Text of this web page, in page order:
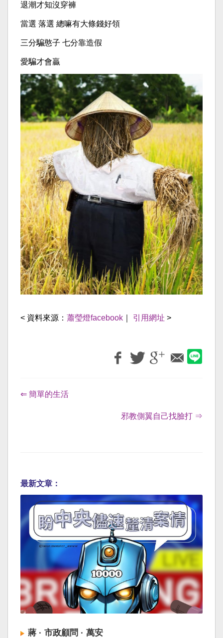
退潮才知沒穿褲
當選 落選 總嘛有大條錢好領
三分騙憨子 七分靠造假
愛騙才會贏
< 資料來源： 蕭瑩燈facebook 引用網址 >
⇐ 簡單的生活
邪教側翼自己找臉打 ⇒
最新文章：
蔣 · 市政顧問 · 萬安